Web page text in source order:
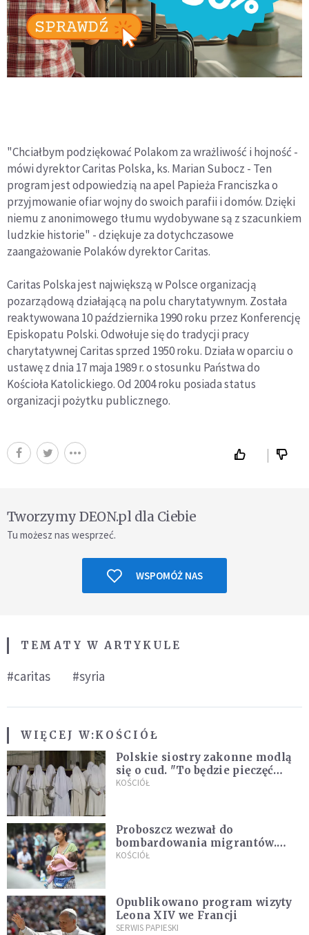
"Chciałbym podziękować Polakom za wrażliwość i hojność -
mówi dyrektor Caritas Polska, ks. Marian Subocz - Ten
program jest odpowiedzią na apel Papieża Franciszka o
przyjmowanie ofiar wojny do swoich parafii i domów. Dzięki
niemu z anonimowego tłumu wydobywane są z szacunkiem
ludzkie historie" - dziękuje za dotychczasowe
zaangażowanie Polaków dyrektor Caritas.
Caritas Polska jest największą w Polsce organizacją
pozarządową działającą na polu charytatywnym. Została
reaktywowana 10 października 1990 roku przez Konferencję
Episkopatu Polski. Odwołuje się do tradycji pracy
charytatywnej Caritas sprzed 1950 roku. Działa w oparciu o
ustawę z dnia 17 maja 1989 r. o stosunku Państwa do
Kościoła Katolickiego. Od 2004 roku posiada status
organizacji pożytku publicznego.
Tworzymy DEON.pl dla Ciebie
Tu możesz nas wesprzeć.
WSPOMÓŻ NAS
TEMATY W ARTYKULE
#caritas #syria
WIĘCEJ W:KOŚCIÓŁ
Polskie siostry zakonne modlą
się o cud. "To będzie pieczęć
Pana Boga dla naszej wiary"
KOŚCIÓŁ
Proboszcz wezwał do
bombardowania migrantów.
"Masowy ogień przeciwko
KOŚCIÓŁ
Opublikowano program wizyty
Leona XIV we Francji
SERWIS PAPIESKI